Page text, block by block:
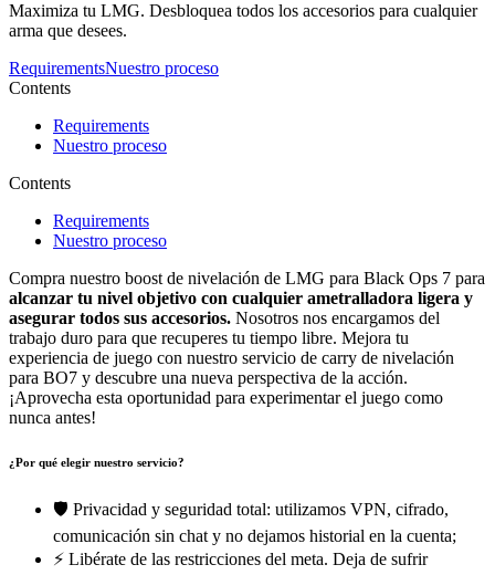
Maximiza tu LMG. Desbloquea todos los accesorios para cualquier
arma que desees.
RequirementsNuestro proceso
Contents
Requirements
Nuestro proceso
Contents
Requirements
Nuestro proceso
Compra nuestro boost de nivelación de LMG para Black Ops 7 para
alcanzar tu nivel objetivo con cualquier ametralladora ligera y
asegurar todos sus accesorios. Nosotros nos encargamos del
trabajo duro para que recuperes tu tiempo libre. Mejora tu
experiencia de juego con nuestro servicio de carry de nivelación
para BO7 y descubre una nueva perspectiva de la acción.
¡Aprovecha esta oportunidad para experimentar el juego como
nunca antes!
¿Por qué elegir nuestro servicio?
🛡️ Privacidad y seguridad total: utilizamos VPN, cifrado,
comunicación sin chat y no dejamos historial en la cuenta;
⚡ Libérate de las restricciones del meta. Deja de sufrir